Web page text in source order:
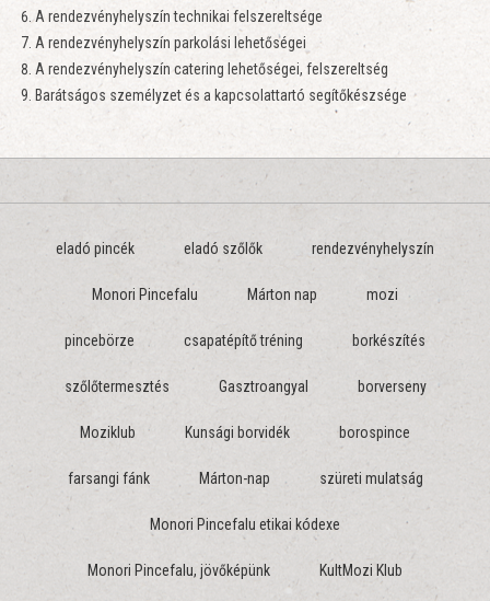
A rendezvényhelyszín technikai felszereltsége
A rendezvényhelyszín parkolási lehetőségei
A rendezvényhelyszín catering lehetőségei, felszereltség
Barátságos személyzet és a kapcsolattartó segítőkészsége
eladó pincék eladó szőlők rendezvényhelyszín
Monori Pincefalu Márton nap mozi
pincebörze csapatépítő tréning borkészítés
szőlőtermesztés Gasztroangyal borverseny
Moziklub Kunsági borvidék borospince
farsangi fánk Márton-nap szüreti mulatság
Monori Pincefalu etikai kódexe
Monori Pincefalu, jövőképünk KultMozi Klub